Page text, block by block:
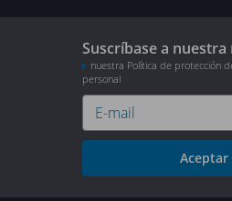
Suscríbase a
nuestra Política de protección
personal
Aceptar